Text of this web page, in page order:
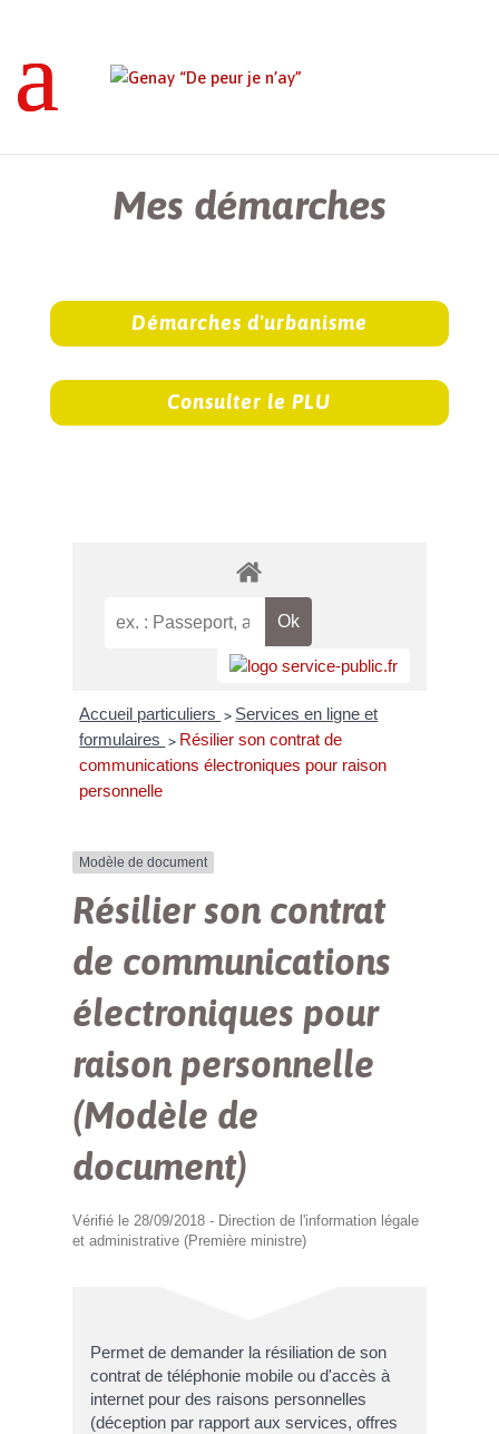
Mes démarches
Démarches d'urbanisme
Consulter le PLU
Accueil particuliers > Services en ligne et
formulaires > Résilier son contrat de
communications électroniques pour raison
personnelle
Modèle de document
Résilier son contrat
de communications
électroniques pour
raison personnelle
(Modèle de
document)
Vérifié le 28/09/2018 - Direction de l'information légale
et administrative (Première ministre)
Permet de demander la résiliation de son
contrat de téléphonie mobile ou d'accès à
internet pour des raisons personnelles
(déception par rapport aux services, offres